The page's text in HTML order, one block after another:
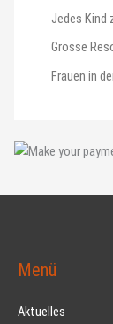
Jedes Kind
Grosse
Frauen in
Menü
Aktuelles